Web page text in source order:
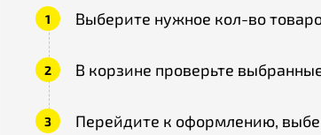
Выберите нужное кол-во
В корзине проверьте
Перейдите к оформлению,